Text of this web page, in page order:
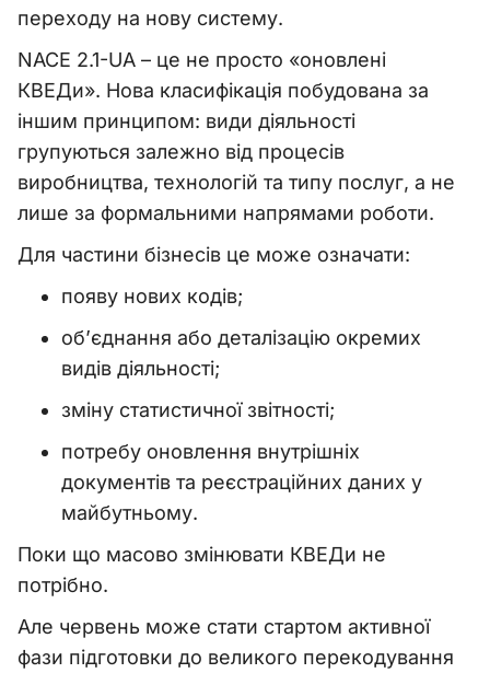
переходу на нову систему.
NACE 2.1-UA – це не просто «оновлені
КВЕДи». Нова класифікація побудована за
іншим принципом: види діяльності
групуються залежно від процесів
виробництва, технологій та типу послуг, а не
лише за формальними напрямами роботи.
Для частини бізнесів це може означати:
появу нових кодів;
об’єднання або деталізацію окремих
видів діяльності;
зміну статистичної звітності;
потребу оновлення внутрішніх
документів та реєстраційних даних у
майбутньому.
Поки що масово змінювати КВЕДи не
потрібно.
Але червень може стати стартом активної
фази підготовки до великого перекодування